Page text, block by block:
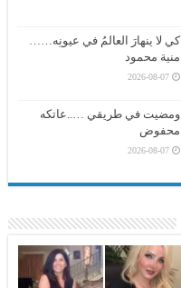
كي لا ينهارَ العالمُ في عيونِه……
منية محمود
2026-08-07
ومضيت في طريقي …..عاتكه
محفوض
2026-08-07